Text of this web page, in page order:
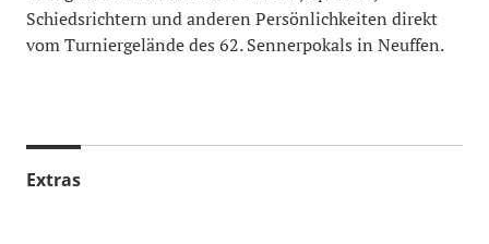
Schiedsrichtern und anderen Persönlichkeiten direkt
vom Turniergelände des 62. Sennerpokals in Neuffen.
Extras